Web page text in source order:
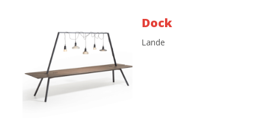
Dock
Lande